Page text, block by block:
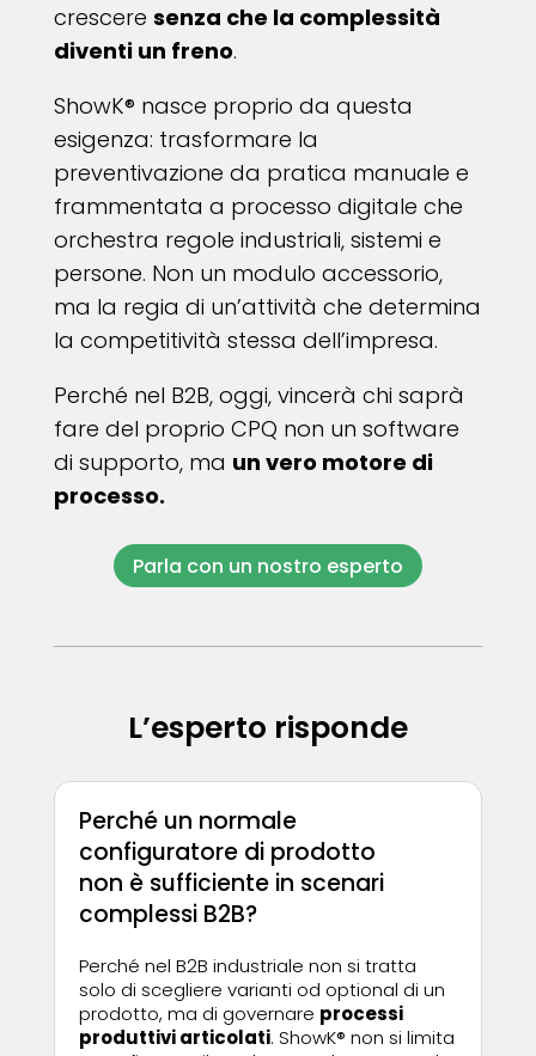
crescere senza che la complessità
diventi un freno.
ShowK® nasce proprio da questa
esigenza: trasformare la
preventivazione da pratica manuale e
frammentata a processo digitale che
orchestra regole industriali, sistemi e
persone. Non un modulo accessorio,
ma la regia di un’attività che determina
la competitività stessa dell’impresa.
Perché nel B2B, oggi, vincerà chi saprà
fare del proprio CPQ non un software
di supporto, ma un vero motore di
processo.
Parla con un nostro esperto
L’esperto risponde
Perché un normale
configuratore di prodotto
non è sufficiente in scenari
complessi B2B?
Perché nel B2B industriale non si tratta
solo di scegliere varianti od optional di un
prodotto, ma di governare processi
produttivi articolati. ShowK® non si limita